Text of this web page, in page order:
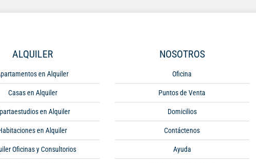
ALQUILER
en Alquiler
Casas en Alquiler
en Alquiler
en Alquiler
Oficinas y Consultorios
NOSOTROS
Oficina
Puntos de Venta
Domicilios
Contáctenos
Ayuda